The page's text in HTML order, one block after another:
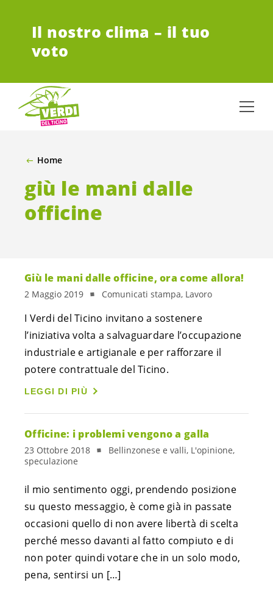
Il nostro clima – il tuo
voto
Home
giù le mani dalle
officine
Giù le mani dalle officine, ora come allora!
2 Maggio 2019 Comunicati stampa, Lavoro
I Verdi del Ticino invitano a sostenere
l’iniziativa volta a salvaguardare l’occupazione
industriale e artigianale e per rafforzare il
potere contrattuale del Ticino.
LEGGI DI PIÙ
Officine: i problemi vengono a galla
23 Ottobre 2018
Bellinzonese e valli, L'opinione,
speculazione
il mio sentimento oggi, prendendo posizione
su questo messaggio, è come già in passate
occasioni quello di non avere libertà di scelta
perché messo davanti al fatto compiuto e di
non poter quindi votare che in un solo modo,
pena, sentirsi un […]